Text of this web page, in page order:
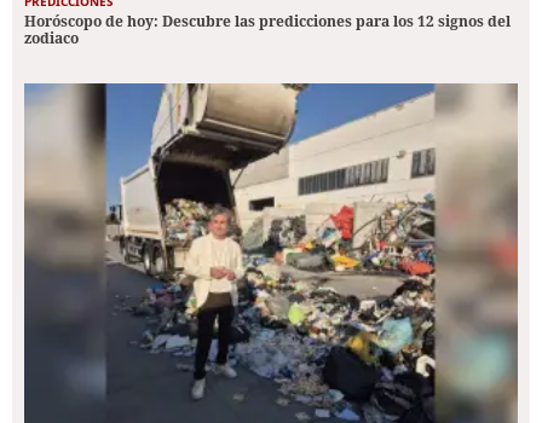
Horóscopo de hoy: Descubre las predicciones para los 12 signos del
zodiaco